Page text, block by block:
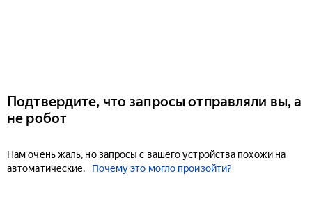
Подтвердите, что запросы отправляли вы, а
не робот
Нам очень жаль, но запросы с вашего устройства похожи на
автоматические.
Почему это могло произойти?